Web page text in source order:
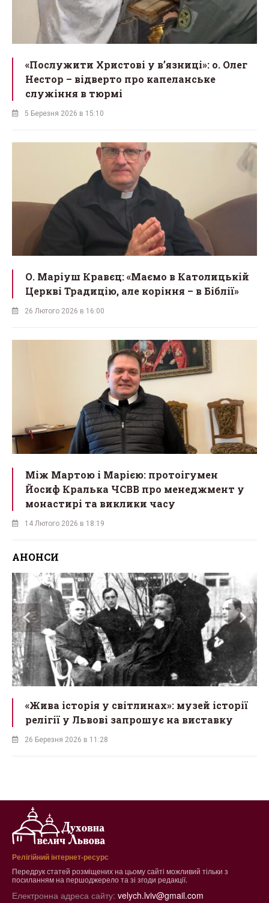
«Послужити Христові у вʼязниці»: о. Олег
Нестор – відверто про капеланське
служіння в тюрмі
5 Березня 2026 в 15:10
О. Маріуш Кравєц: «Маємо в Католицькій
Церкві Традицію, але коріння – в Біблії»
26 Лютого 2026 в 16:00
Між Мартою і Марією: протоігумен
Йосиф Кралька ЧСВВ про менеджмент у
монастирі та виклики часу
14 Лютого 2026 в 18:19
АНОНСИ
«Жива історія у світлинах»: музей історії
релігії у Львові запрошує на виставку
26 Березня 2026 в 11:28
Релігійний інтернет-ресурс
Передрук статей розміщених на цьому сайті можливий тільки з
посиланням на першоджерело та зі згоди редакції.
Електронна адреса сайту: velych.lviv@gmail.com